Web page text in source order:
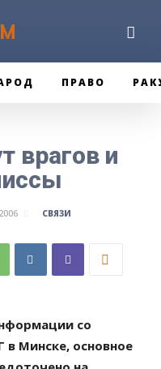
ПРАВО
врагов и
СВЯЗИ
со
в Минске, основное